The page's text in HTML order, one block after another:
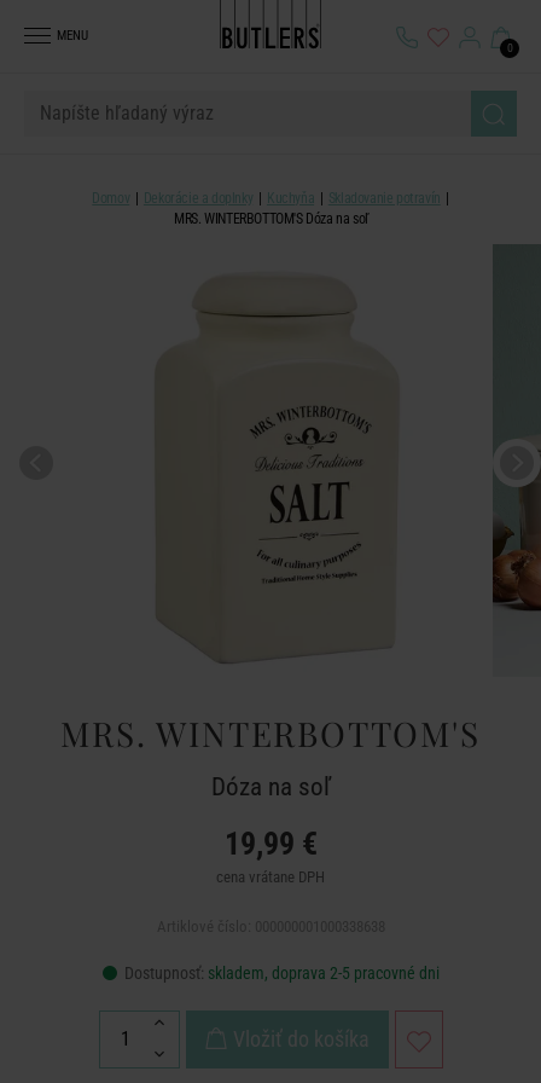
MENU
0
Domov Dekorácie a doplnky Kuchyňa
Skladovanie potravín
MRS. WINTERBOTTOM'S Dóza na soľ
MRS. WINTERBOTTOM'S
Dóza na soľ
19,99 €
cena vrátane DPH
Dostupnosť: skladem, doprava 2-5 pracovné dni
Vložiť do košíka